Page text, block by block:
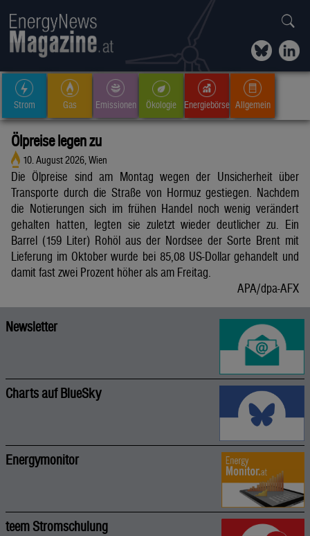
Strom Gas Emissionen Ökologie Energiebörse Allgemein
Ölpreise legen zu
10. August 2026, Wien
Die Ölpreise sind am Montag wegen der Unsicherheit über
Transporte durch die Straße von Hormuz gestiegen. Nachdem
die Notierungen sich im frühen Handel noch wenig verändert
gehalten hatten, legten sie zuletzt wieder deutlicher zu. Ein
Barrel (159 Liter) Rohöl aus der Nordsee der Sorte Brent mit
Lieferung im Oktober wurde bei 85,08 US-Dollar gehandelt und
damit fast zwei Prozent höher als am Freitag.
APA/dpa-AFX
Newsletter
Charts auf BlueSky
Energymonitor
teem Stromschulung